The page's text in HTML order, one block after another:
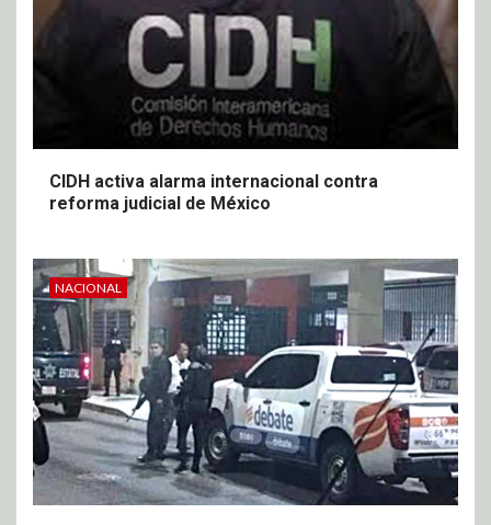
CIDH activa alarma internacional contra
reforma judicial de México
NACIONAL